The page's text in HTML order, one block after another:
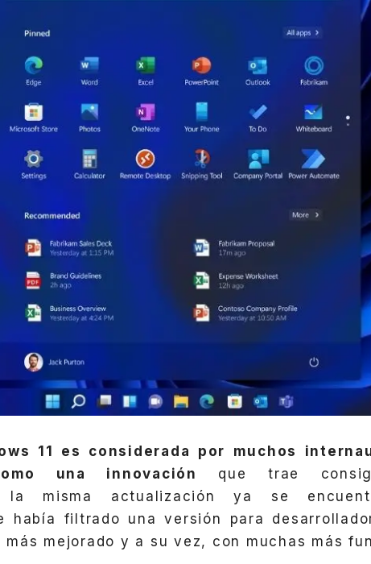
11 es considerada por muchos
una innovación
que trae
la misma actualización ya se
había filtrado una versión para
más mejorado y a su vez, con muchas más